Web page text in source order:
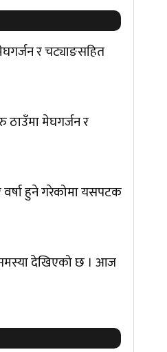
र चट्याङसहित
ठाउँमा मेघगर्जन र
हुने गरेकोमा यसपटक
देखिएको छ । आज